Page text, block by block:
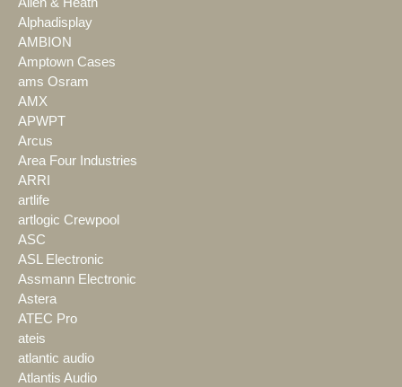
Allen & Heath
Alphadisplay
AMBION
Amptown Cases
ams Osram
AMX
APWPT
Arcus
Area Four Industries
ARRI
artlife
artlogic Crewpool
ASC
ASL Electronic
Assmann Electronic
Astera
ATEC Pro
ateis
atlantic audio
Atlantis Audio